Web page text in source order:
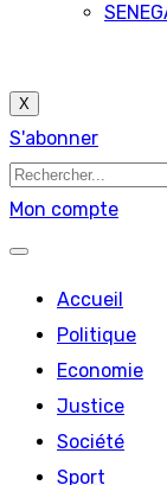
X
S'abonner
Mon compte
Accueil
Politique
Economie
Justice
Société
Sport